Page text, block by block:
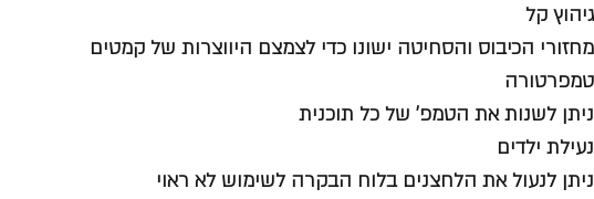
גיהוץ קל
מחזורי הכיבוס והסחיטה ישונו כדי לצמצם היווצרות של קמטים
טמפרטורה
ניתן לשנות את הטמפ' של כל תוכנית
נעילת ילדים
ניתן לנעול את הלחצנים בלוח הבקרה לשימוש לא ראוי